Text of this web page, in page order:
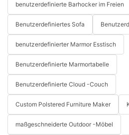
benutzerdefinierte Barhocker im Freien
Benutzerdefiniertes Sofa
benutzerdefinierter Marmor Esstisch
Benutzerdefinierte Marmortabelle
Benutzerdefinierte Cloud -Couch
Custom Polstered Furniture Maker
maßgeschneiderte Outdoor -Möbel